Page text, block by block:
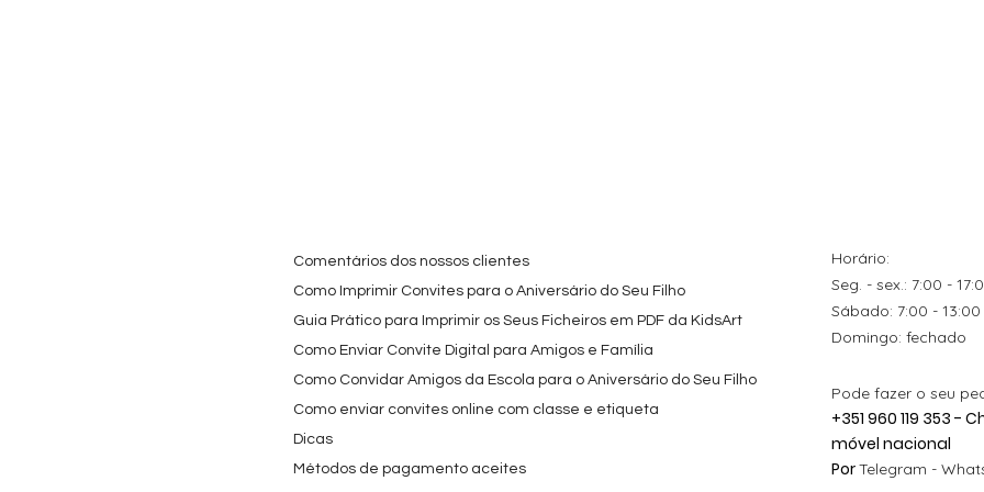
Preço
4,40 €
Comentários dos nossos clientes
Como Imprimir Convites para o Aniversário do Seu Filho
Guia Prático para Imprimir os Seus Ficheiros em PDF da KidsArt
Como Enviar Convite Digital para Amigos e Família
Como Convidar Amigos da Escola para o Aniversário do Seu Filho
Como enviar convites online com classe e etiqueta
Dicas
Métodos de pagamento aceites
Horário:
Seg. - sex.: 7:00 -
​​Sábado: 7:00 - 13:00
​Domingo: fechado
Pode fazer o seu
+351 960 119 353 -
móvel nacional
PorTelegram -